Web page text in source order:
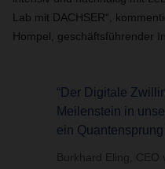
Lab mit DACHSER“,
Hompel, geschäftsführender
“Der Digitale
Meilenstein in
ein
Burkhard Eling, CEO